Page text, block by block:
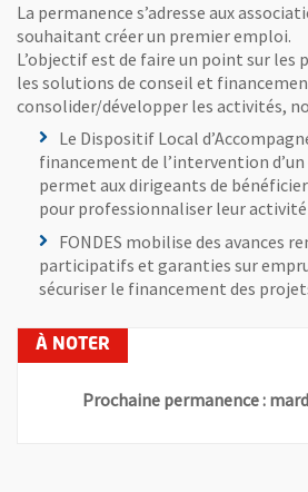
La permanence s’adresse aux
souhaitant créer un premier emploi.
L’objectif est de faire un point sur les
les solutions de conseil et
consolider/développer les activités,
Le Dispositif Local
financement de l’intervention
permet aux dirigeants de
pour professionnaliser leur activité
FONDES mobilise des avances
participatifs et garanties sur
sécuriser le financement des
Prochaine permanence :